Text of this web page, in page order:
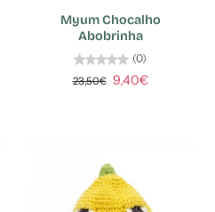
Myum Chocalho
Abobrinha
(0)
23,50€ 9,40€